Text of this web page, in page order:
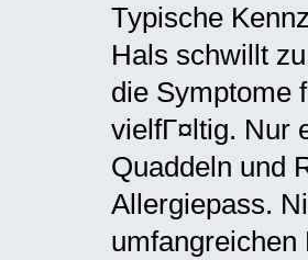
Typische
Hals schwillt
die Symptome
vielfГ¤ltig. Nur
Quaddeln und
Allergiepass.
umfangreichen